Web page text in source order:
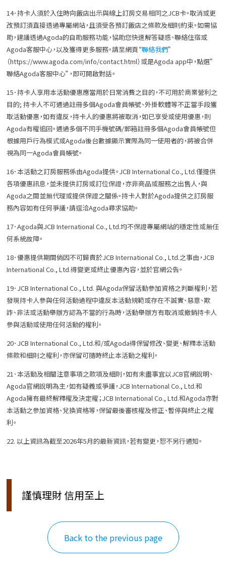
14．持卡人須於入住時向飯店出示與線上訂房交易相同之JCB卡。取消或更
改預訂須直接透過專屬網站，且須受各預訂飯店之條款及細則約束。如需協
助，建議透過Agoda的自助服務功能，協助您快速解答疑惑、聯絡住宿或
Agoda客服中心，以及獲得更多服務。請至網頁“聯絡我們”
（https://www.agoda.com/info/contact.html）或是Agoda app中，點選”
聯絡Agoda客服中心”，即可開啟對話。
15．持卡人享用本活動優惠應當用於日常消費之目的，不可用於商業營利之
目的; 持卡人不可通過註冊多個Agoda會員帳號、外掛軟體等不正當手段獲
取活動優惠，如有違反，持卡人的優惠將被取消，如已享受或使用優惠，則
Agoda有權追回。通過多個不同手機號碼/郵箱註冊多個Agoda會員帳號但
根據用戶行為模式或Agoda後台數據顯示實際為同一使用者的，將被合併
視為同一Agoda會員帳號。
16．本活動之訂房服務係由Agoda提供。JCB International Co., Ltd.僅提供
各項優惠訊息，並未提供訂房或訂位保證，亦非商品或服務之出售人，與
Agoda之間並無代理或提供保證之關係。持卡人對於Agoda提供之訂房服
務內容如有任何爭議，請逕洽Agoda尋求協助。
17．Agoda與JCB International Co., Ltd.均不保證專屬網站的穩定性或無任
何系統故障。
18．優惠提供期間倘因不可歸責於JCB International Co., Ltd.之事由，JCB
International Co., Ltd.得變更或終止優惠內容，並於官網公告。
19．JCB International Co., Ltd. 與Agoda保留活動參加資格之判斷權利，若
發現持卡人參與任何活動過程中違反本活動規範或存在不誠實、惡意、欺
詐、非法或活動舉辦方認為不當的行為時，活動舉辦方有取消或撤銷持卡人
參與活動或使用任何活動的權利。
20．JCB International Co., Ltd.和/或Agoda得保留修改、變更、解釋本活動
條款和細則之權利，亦保留可隨時終止本活動之權利。
21．本活動及相關注意事項之款項及細則，如有未盡事宜以JCB官網說明、
Agoda官網說明為主，如有疑義或爭議，JCB International Co., Ltd.和
Agoda擁有最終解釋權及決定權；JCB International Co., Ltd.和Agoda亦對
本活動之參加資格、兌換資格等，保留最後審核權及修正、暫停與終止之權
利。
22. 以上資訊為截至2026年5月的最新資訊，若有變更，恕不另行通知。
謹慎理財 信用至上
Back to the previous page